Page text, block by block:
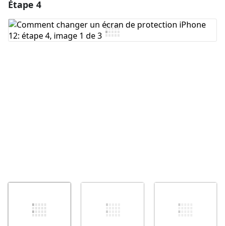
Étape 4